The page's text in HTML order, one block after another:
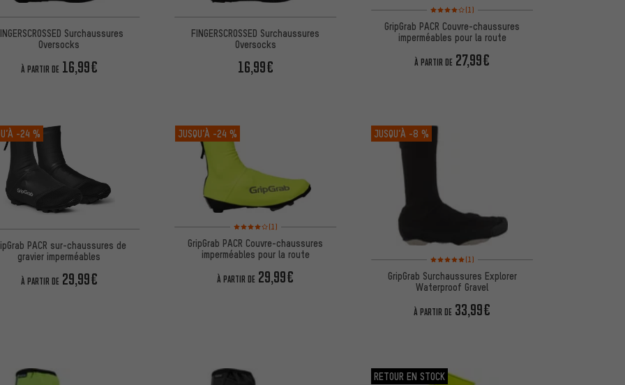
Surchaussures
Oversocks
À PARTIR DE 16,99€
FINGERSCROSSED Surchaussures
Oversocks
16,99€
Note moyenne : 4 sur 5 d'après 1 avis
(1)
GripGrab PACR Couvre-chaussures
imperméables pour la route
À PARTIR DE 27,99€
-24 %
PACR sur-chaussures de
gravier imperméables
À PARTIR DE 29,99€
JUSQU’À -24 %
Note moyenne : 4 sur 5 d'après 1 avis
(1)
GripGrab PACR Couvre-chaussures
imperméables pour la route
À PARTIR DE 29,99€
JUSQU’À -8 %
Note moyenne : 5 sur 5 d'après 1 avis
(1)
GripGrab Surchaussures Explorer
Waterproof Gravel
À PARTIR DE 33,99€
RETOUR EN STOCK